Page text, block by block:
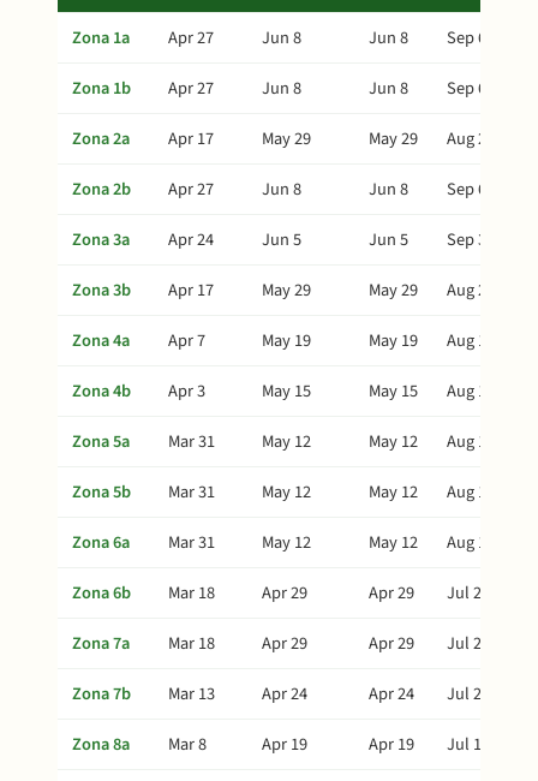
Zona 1a Apr 27 Jun 8 Jun 8
Sep 6
Zona 1b
Apr 27 Jun 8 Jun 8
Sep 6
Zona 2a
Apr 17 May 29 May 29
Aug 27
Zona 2b
Apr 27 Jun 8 Jun 8
Sep 6
Zona 3a
Apr 24 Jun 5 Jun 5
Sep 3
Zona 3b
Apr 17 May 29 May 29
Aug 27
Zona 4a
Apr 7 May 19 May 19
Aug 17
Zona 4b
Apr 3 May 15 May 15
Aug 13
Zona 5a
Mar 31 May 12 May 12
Aug 10
Zona 5b
Mar 31 May 12 May 12
Aug 10
Zona 6a
Mar 31 May 12 May 12
Aug 10
Zona 6b
Mar 18 Apr 29 Apr 29
Jul 28
Zona 7a
Mar 18 Apr 29 Apr 29
Jul 28
Zona 7b
Mar 13 Apr 24 Apr 24
Jul 23
Zona 8a
Mar 8 Apr 19 Apr 19
Jul 18